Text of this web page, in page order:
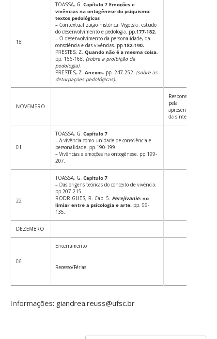
18
TOASSA, G.Capítulo 7 Emoções e
vivências na ontogênese do psiquismo:
textos pedológicos
– Contextualização histórica: Vigotski, estudo
do desenvolvimento e pedologia. pp.177-182.
– O desenvolvimento da personalidade, da
consciência e das vivências. pp.182-190.
PRESTES, Z. Quando não é a mesma coisa.
pp. 166-168. (sobre a proibição da
pedologia).
PRESTES, Z.Anexos. pp. 247-252. (sobre as
deturpações pedológicas).
NOVEMBRO
Responsável
pela
apresentação
da síntese
01
TOASSA, G.Capítulo 7
– A vivência como unidade de consciência e
personalidade. pp.190-199.
– Vivências e emoções na ontogênese. pp.199-
207.
22
TOASSA, G.Capítulo 7
– Das origens teóricas do conceito de vivência.
pp.207-215.
RODRIGUES, R. Cap. 5. Perejivanie: no
limiar entre a psicologia e arte. pp. 99-
135.
DEZEMBRO
06
Encerramento
Recesso/Férias
Informações: giandrea.reuss@ufsc.br